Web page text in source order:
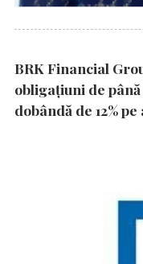
BRK Financial
obligațiuni de
dobândă de 12% pe